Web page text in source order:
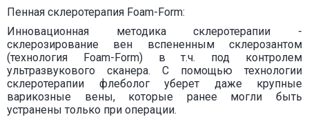
Пенная склеротерапия Foam-Form:
Инновационная методика склеротерапии -
склерозирование вен вспененным склерозантом
(технология Foam-Form) в т.ч. под контролем
ультразвукового сканера. С помощью технологии
склеротерапии флеболог уберет даже крупные
варикозные вены, которые ранее могли быть
устранены только при операции.